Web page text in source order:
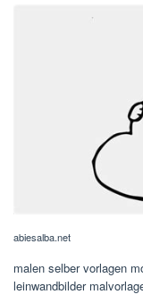
abiesalba.net
malen selber vorlagen
leinwandbilder